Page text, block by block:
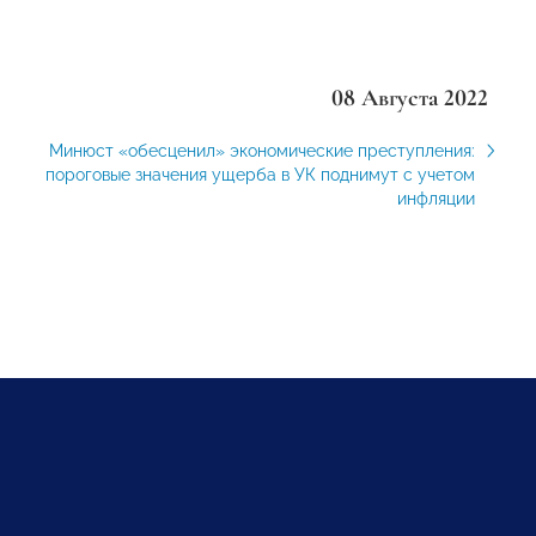
08 Августа 2022
Минюст «обесценил» экономические преступления:
пороговые значения ущерба в УК поднимут с учетом
инфляции